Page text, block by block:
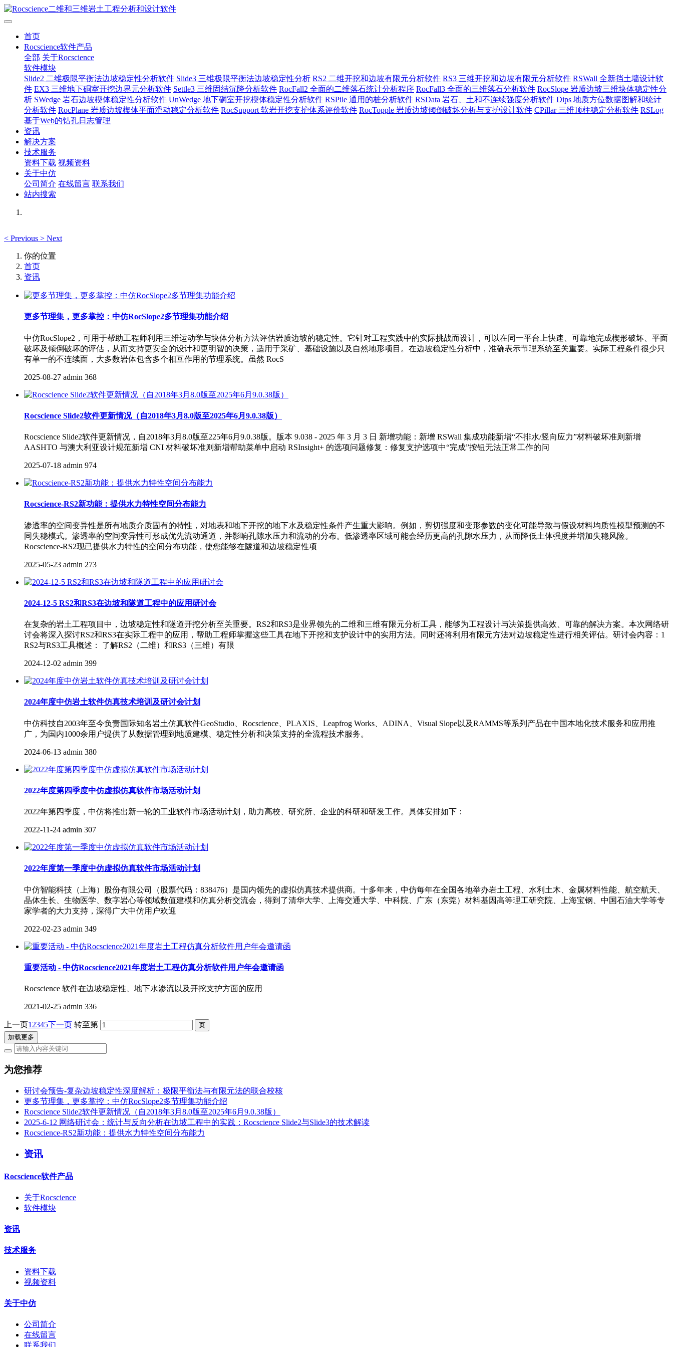
首页
Rocscience软件产品
全部 关于Rocscience
软件模块
Slide2 二维极限平衡法边坡稳定性分析软件 Slide3 三维极限平衡法边坡稳定性分析 RS2 二维开挖和边坡有限元分析软件 RS3 三维开挖和边坡有限元分析软件 RSWall 全新挡土墙设计软
件 EX3 三维地下硐室开挖边界元分析软件 Settle3 三维固结沉降分析软件 RocFall2 全面的二维落石统计分析程序 RocFall3 全面的三维落石分析软件 RocSlope 岩质边坡三维块体稳定性分
析 SWedge 岩石边坡楔体稳定性分析软件 UnWedge 地下硐室开挖楔体稳定性分析软件 RSPile 通用的桩分析软件 RSData 岩石、土和不连续强度分析软件 Dips 地质方位数据图解和统计
分析软件 RocPlane 岩质边坡楔体平面滑动稳定分析软件 RocSupport 软岩开挖支护体系评价软件 RocTopple 岩质边坡倾倒破坏分析与支护设计软件 CPillar 三维顶柱稳定分析软件 RSLog
基于Web的钻孔日志管理
资讯
解决方案
技术服务
资料下载 视频资料
关于中仿
公司简介 在线留言 联系我们
站内搜索
< Previous > Next
你的位置
首页
资讯
更多节理集，更多掌控：中仿RocSlope2多节理集功能介绍
中仿RocSlope2，可用于帮助工程师利用三维运动学与块体分析方法评估岩质边坡的稳定性。它针对工程实践中的实际挑战而设计，可以在同一平台上快速、可靠地完成楔形破坏、平面
破坏及倾倒破坏的评估，从而支持更安全的设计和更明智的决策，适用于采矿、基础设施以及自然地形项目。在边坡稳定性分析中，准确表示节理系统至关重要。实际工程条件很少只
有单一的不连续面，大多数岩体包含多个相互作用的节理系统。虽然 RocS
2025-08-27 admin 368
Rocscience Slide2软件更新情况（自2018年3月8.0版至2025年6月9.0.38版）
Rocscience Slide2软件更新情况，自2018年3月8.0版至225年6月9.0.38版。版本 9.038 - 2025 年 3 月 3 日 新增功能：新增 RSWall 集成功能新增“不排水/竖向应力”材料破坏准则新增
AASHTO 与澳大利亚设计规范新增 CNI 材料破坏准则新增帮助菜单中启动 RSInsight+ 的选项问题修复：修复支护选项中“完成”按钮无法正常工作的问
2025-07-18 admin 974
Rocscience-RS2新功能：提供水力特性空间分布能力
渗透率的空间变异性是所有地质介质固有的特性，对地表和地下开挖的地下水及稳定性条件产生重大影响。例如，剪切强度和变形参数的变化可能导致与假设材料均质性模型预测的不
同失稳模式。渗透率的空间变异性可形成优先流动通道，并影响孔隙水压力和流动的分布。低渗透率区域可能会经历更高的孔隙水压力，从而降低土体强度并增加失稳风险。
Rocscience-RS2现已提供水力特性的空间分布功能，使您能够在隧道和边坡稳定性项
2025-05-23 admin 273
2024-12-5 RS2和RS3在边坡和隧道工程中的应用研讨会
在复杂的岩土工程项目中，边坡稳定性和隧道开挖分析至关重要。RS2和RS3是业界领先的二维和三维有限元分析工具，能够为工程设计与决策提供高效、可靠的解决方案。本次网络研
讨会将深入探讨RS2和RS3在实际工程中的应用，帮助工程师掌握这些工具在地下开挖和支护设计中的实用方法。同时还将利用有限元方法对边坡稳定性进行相关评估。研讨会内容：1
RS2与RS3工具概述： 了解RS2（二维）和RS3（三维）有限
2024-12-02 admin 399
2024年度中仿岩土软件仿真技术培训及研讨会计划
中仿科技自2003年至今负责国际知名岩土仿真软件GeoStudio、Rocscience、PLAXIS、Leapfrog Works、ADINA、Visual Slope以及RAMMS等系列产品在中国本地化技术服务和应用推
广，为国内1000余用户提供了从数据管理到地质建模、稳定性分析和决策支持的全流程技术服务。
2024-06-13 admin 380
2022年度第四季度中仿虚拟仿真软件市场活动计划
2022年第四季度，中仿将推出新一轮的工业软件市场活动计划，助力高校、研究所、企业的科研和研发工作。具体安排如下：
2022-11-24 admin 307
2022年度第一季度中仿虚拟仿真软件市场活动计划
中仿智能科技（上海）股份有限公司（股票代码：838476）是国内领先的虚拟仿真技术提供商。十多年来，中仿每年在全国各地举办岩土工程、水利土木、金属材料性能、航空航天、
晶体生长、生物医学、数字岩心等领域数值建模和仿真分析交流会，得到了清华大学、上海交通大学、中科院、广东（东莞）材料基因高等理工研究院、上海宝钢、中国石油大学等专
家学者的大力支持，深得广大中仿用户欢迎
2022-02-23 admin 349
重要活动 - 中仿Rocscience2021年度岩土工程仿真分析软件用户年会邀请函
Rocscience 软件在边坡稳定性、地下水渗流以及开挖支护方面的应用
2021-02-25 admin 336
上一页1 2345下一页 转至第
加载更多
为您推荐
研讨会预告-复杂边坡稳定性深度解析：极限平衡法与有限元法的联合校核
更多节理集，更多掌控：中仿RocSlope2多节理集功能介绍
Rocscience Slide2软件更新情况（自2018年3月8.0版至2025年6月9.0.38版）
2025-6-12 网络研讨会：统计与反向分析在边坡工程中的实践：Rocscience Slide2与Slide3的技术解读
Rocscience-RS2新功能：提供水力特性空间分布能力
资讯
Rocscience软件产品
关于Rocscience
软件模块
资讯
技术服务
资料下载
视频资料
关于中仿
公司简介
在线留言